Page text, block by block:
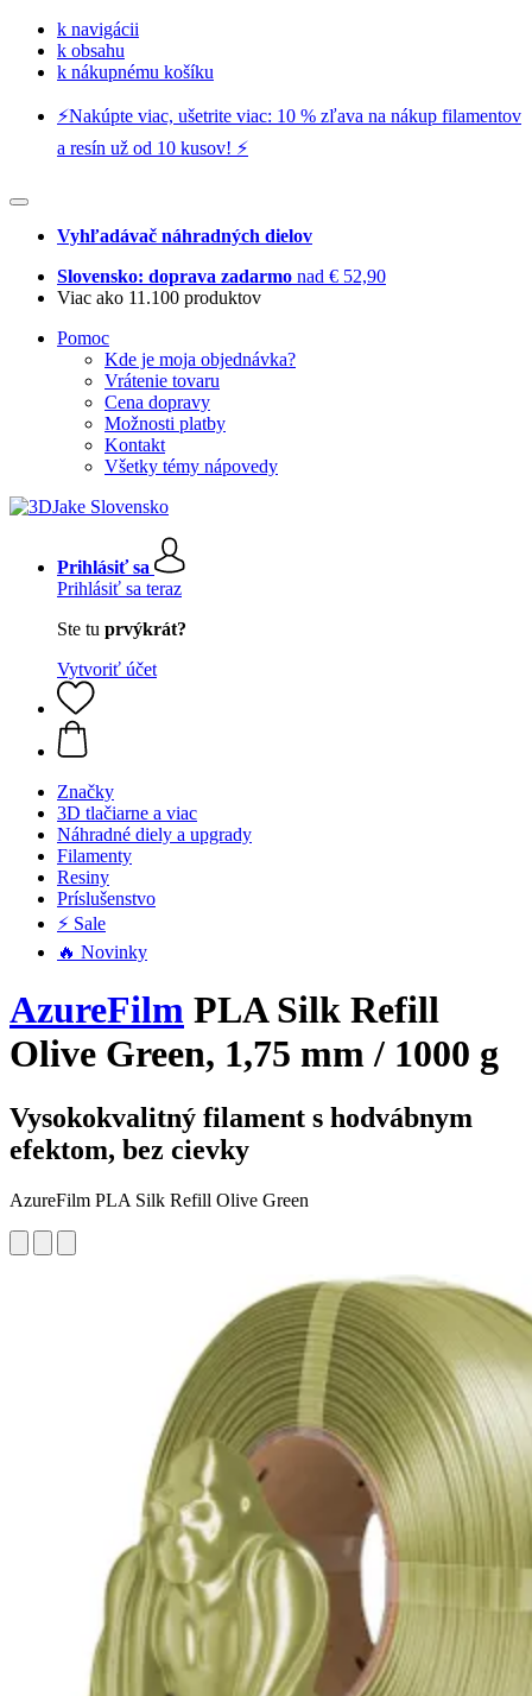
k navigácii
k obsahu
k nákupnému košíku
⚡️Nakúpte viac, ušetrite viac: 10 % zľava na nákup filamentov
a resín už od 10 kusov! ⚡️
Vyhľadávač náhradných dielov
Slovensko: doprava zadarmo nad € 52,90
Viac ako 11.100 produktov
Pomoc
Kde je moja objednávka?
Vrátenie tovaru
Cena dopravy
Možnosti platby
Kontakt
Všetky témy nápovedy
Prihlásiť sa
Prihlásiť sa teraz
Ste tu prvýkrát?
Vytvoriť účet
Značky
3D tlačiarne a viac
Náhradné diely a upgrady
Filamenty
Resiny
Príslušenstvo
⚡ Sale
🔥 Novinky
AzureFilm PLA Silk Refill
Olive Green, 1,75 mm / 1000 g
Vysokokvalitný filament s hodvábnym
efektom, bez cievky
AzureFilm PLA Silk Refill Olive Green